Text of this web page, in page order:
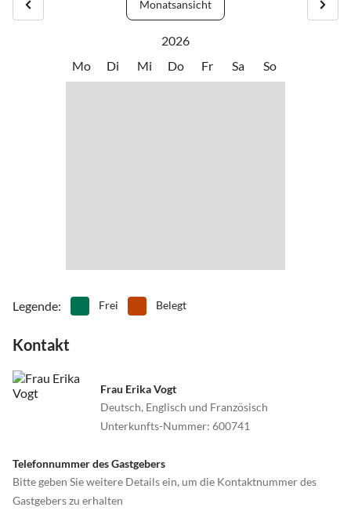
Monatsansicht
2026
Mo
Di Mi Do Fr Sa So
Legende: Frei Belegt
Kontakt
Frau Erika Vogt
Deutsch, Englisch und Französisch
Unterkunfts-Nummer: 600741
Telefonnummer des Gastgebers
Bitte geben Sie weitere Details ein, um die Kontaktnummer des
Gastgebers zu erhalten